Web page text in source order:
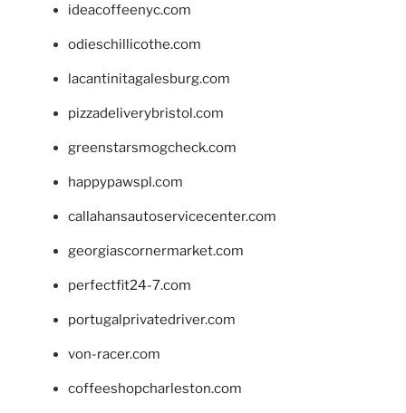
ideacoffeenyc.com
odieschillicothe.com
lacantinitagalesburg.com
pizzadeliverybristol.com
greenstarsmogcheck.com
happypawspl.com
callahansautoservicecenter.com
georgiascornermarket.com
perfectfit24-7.com
portugalprivatedriver.com
von-racer.com
coffeeshopcharleston.com